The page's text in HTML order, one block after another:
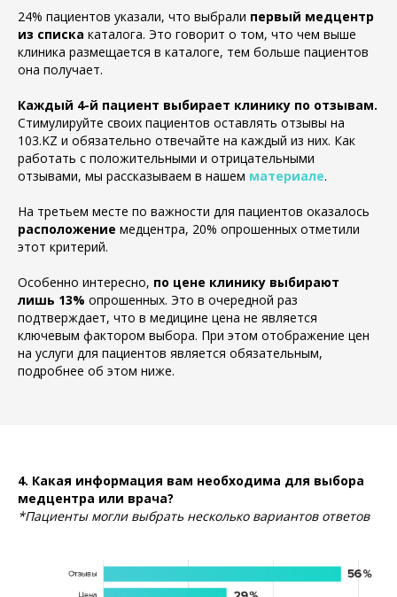
24% пациентов указали, что выбрали первый медцентр
из списка каталога. Это говорит о том, что чем выше
клиника размещается в каталоге, тем больше пациентов
она получает.
Каждый 4-й пациент выбирает клинику по отзывам.
Стимулируйте своих пациентов оставлять отзывы на
103.KZ и обязательно отвечайте на каждый из них. Как
работать с положительными и отрицательными
отзывами, мы рассказываем в нашем материале.
На третьем месте по важности для пациентов оказалось
расположение медцентра, 20% опрошенных отметили
этот критерий.
Особенно интересно, по цене клинику выбирают
лишь 13% опрошенных. Это в очередной раз
подтверждает, что в медицине цена не является
ключевым фактором выбора. При этом отображение цен
на услуги для пациентов является обязательным,
подробнее об этом ниже.
4. Какая информация вам необходима для выбора
медцентра или врача?
*Пациенты могли выбрать несколько вариантов ответов